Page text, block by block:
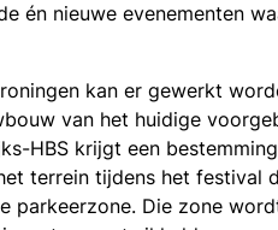
én nieuwe evenementen
kan er gewerkt
van het huidige
HBS krijgt een
terrein tijdens het festival
parkeerzone. Die zone